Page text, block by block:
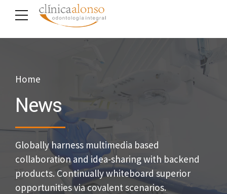
Home
News
Globally harness multimedia based
collaboration and idea-sharing with backend
products. Continually whiteboard superior
opportunities via covalent scenarios.